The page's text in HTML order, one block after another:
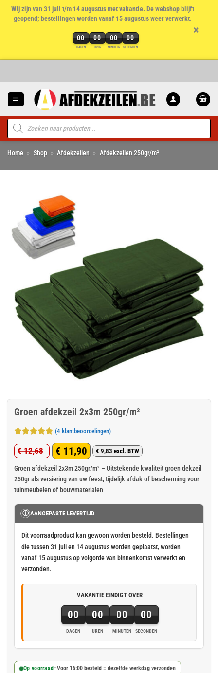
Wij zijn van 31 juli t/m 14 augustus met vakantie. De webshop blijft
geopend; bestellingen worden vanaf 15 augustus weer verwerkt.
00
DAGEN
00
UREN
00
MINUTEN
00
SECONDEN
×
Producten
zoeken
Home » Shop » Afdekzeilen » Afdekzeilen 250gr/m²
Groen afdekzeil 2x3m 250gr/m²
Gewaardeerd
4.75op 5
gebaseerd
op
4
klant
(4 klantbeoordelingen)
€12,68
Oorspronkelijke
prijs
was:
€ 11,90
Huidige
prijs
is:
€ 9,83 excl. BTW
Groen afdekzeil 2x3m 250gr/m² – Uitstekende kwaliteit groen dekzeil
250gr als versiering van uw feest, tijdelijk afdak of bescherming voor
tuinmeubelen of bouwmaterialen
Ⓘ AANGEPASTE LEVERTIJD
Dit voorraadproduct kan gewoon worden besteld. Bestellingen
die tussen 31 juli en 14 augustus worden geplaatst, worden
vanaf 15 augustus op volgorde van binnenkomst verwerkt en
verzonden.
VAKANTIE EINDIGT OVER
00
DAGEN
00
UREN
00
MINUTEN
00
SECONDEN
Op voorraad –Voor 16:00 besteld = dezelfde werkdag verzonden